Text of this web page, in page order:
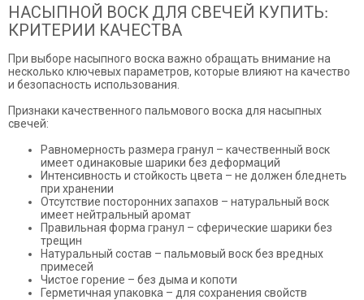
НАСЫПНОЙ ВОСК ДЛЯ СВЕЧЕЙ КУПИТЬ:
КРИТЕРИИ КАЧЕСТВА
При выборе насыпного воска важно обращать внимание на
несколько ключевых параметров, которые влияют на качество
и безопасность использования.
Признаки качественного пальмового воска для насыпных
свечей:
Равномерность размера гранул – качественный воск
имеет одинаковые шарики без деформаций
Интенсивность и стойкость цвета – не должен бледнеть
при хранении
Отсутствие посторонних запахов – натуральный воск
имеет нейтральный аромат
Правильная форма гранул – сферические шарики без
трещин
Натуральный состав – пальмовый воск без вредных
примесей
Чистое горение – без дыма и копоти
Герметичная упаковка – для сохранения свойств